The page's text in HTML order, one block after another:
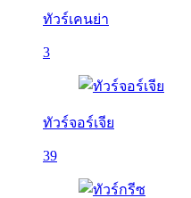
ทัวร์เคนย่า
3
ทัวร์จอร์เจีย
39